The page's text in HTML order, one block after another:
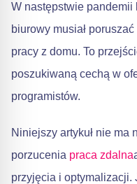
W następstwie
biurowy musiał
pracy z domu. To
poszukiwaną cechą w
programistów.
Niniejszy artykuł nie ma
porzucenia praca zdalna
przyjęcia i optymalizacji.